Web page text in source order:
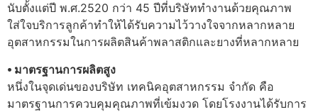
นับตั้งแต่ปี พ.ศ.2520 กว่า 45 ปีที่บริษัททำงานด้วยคุณภาพ
ใส่ใจบริการลูกค้าทำให้ได้รับความไว้วางใจจากหลากหลาย
อุตสาหกรรมในการผลิตสินค้าพลาสติกและยางที่หลากหลาย
⦁ มาตรฐานการผลิตสูง
หนึ่งในจุดเด่นของบริษัท เทคนิคอุตสาหกรรม จำกัด คือ
มาตรฐานการควบคุมคุณภาพที่เข้มงวด โดยโรงงานได้รับการ